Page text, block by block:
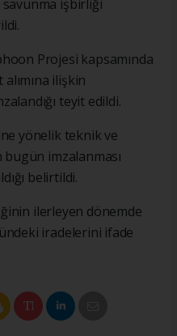
işbirliği
Projesi kapsamında
ilişkin
teyit edildi.
yönelik teknik ve
imzalanması
belirtildi.
ilerleyen dönemde
iradelerini ifade